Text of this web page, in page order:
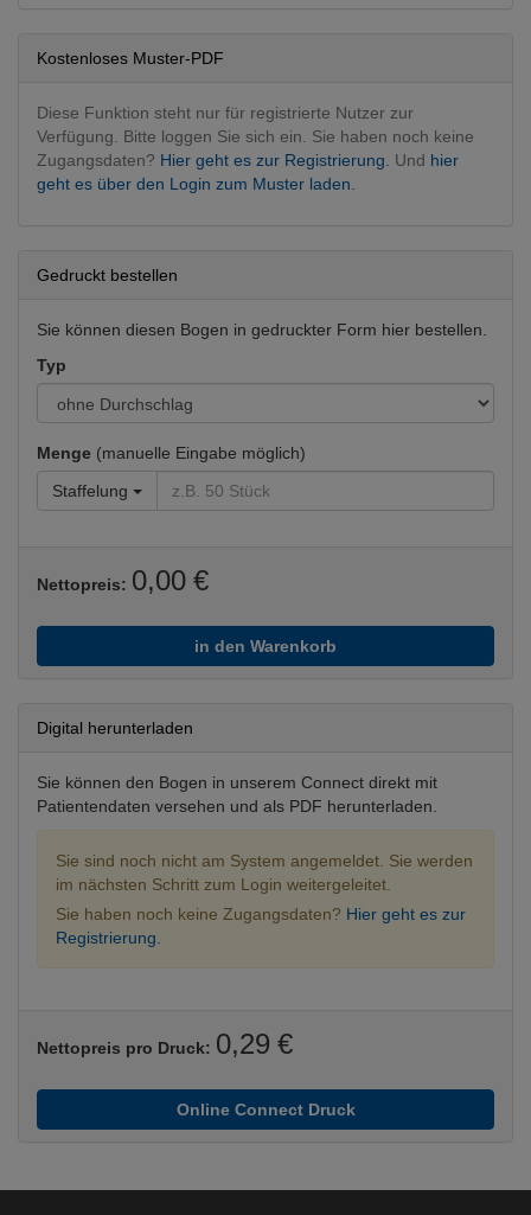
Kostenloses Muster-PDF
Diese Funktion steht nur für registrierte Nutzer zur
Verfügung. Bitte loggen Sie sich ein. Sie haben noch keine
Zugangsdaten? Hier geht es zur Registrierung. Und hier
geht es über den Login zum Muster laden.
Gedruckt bestellen
Sie können diesen Bogen in gedruckter Form hier bestellen.
Typ
Menge (manuelle Eingabe möglich)
Staffelung
Nettopreis: 0,00 €
in den Warenkorb
Digital herunterladen
Sie können den Bogen in unserem Connect direkt mit
Patientendaten versehen und als PDF herunterladen.
Sie sind noch nicht am System angemeldet. Sie werden
im nächsten Schritt zum Login weitergeleitet.
Sie haben noch keine Zugangsdaten? Hier geht es zur
Registrierung.
Nettopreis pro Druck: 0,29 €
Online Connect Druck